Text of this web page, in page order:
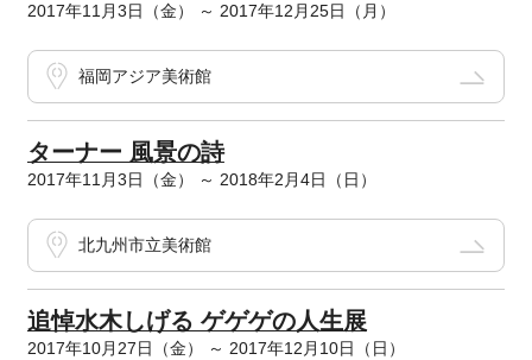
2017年11月3日（金） ～ 2017年12月25日（月）
福岡アジア美術館
ターナー 風景の詩
2017年11月3日（金） ～ 2018年2月4日（日）
北九州市立美術館
追悼水木しげる ゲゲゲの人生展
2017年10月27日（金） ～ 2017年12月10日（日）